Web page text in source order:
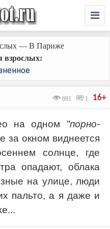
— В Париже
взрослых:
16+
691 1
на одном "порно-
за окном виднеется
солнце, где
опадают, облака
на улице, люди
пальто, а я даже и